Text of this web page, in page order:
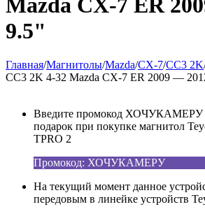
9.5"
Главная/Магнитолы/Mazda/CX-7/CC3 2K
CC3 2K 4-32 Mazda CX-7 ER 2009 —
Введите промокод ХОЧУКАМЕРУ
подарок при покупке магнитол
TPRO 2
Промокод: ХОЧУКАМЕРУ
На текущий момент данное
передовым в линейке устройств